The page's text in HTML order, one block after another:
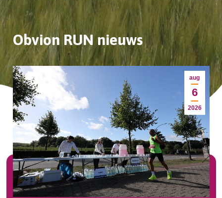
Obvion RUN nieuws
aug
6
2026